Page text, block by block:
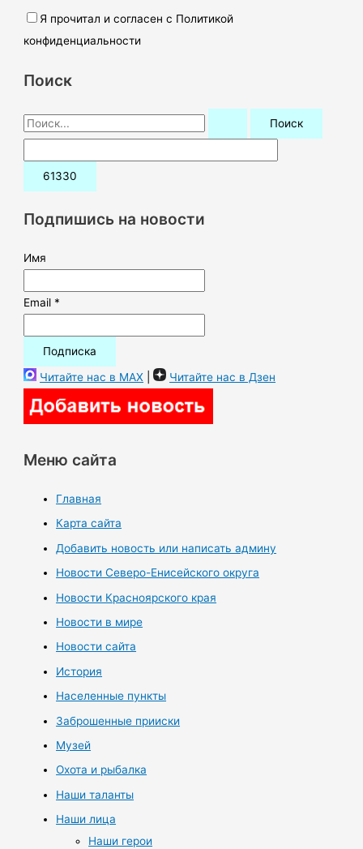
Я прочитал и согласен с Политикой
конфиденциальности
Поиск
П
о
и
:Подпишись на новости
Имя
Email *
Читайте нас в MAX | Читайте нас в Дзен
Меню сайта
Главная
Карта сайта
Добавить новость или написать админу
Новости Северо-Енисейского округа
Новости Красноярского края
Новости в мире
Новости сайта
История
Населенные пункты
Заброшенные прииски
Музей
Охота и рыбалка
Наши таланты
Наши лица
Наши герои